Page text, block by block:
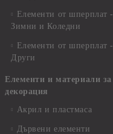
Елементи от шперплат -
Зимни и Коледни
Елементи от шперплат -
Други
Елементи и материали за
декорация
Акрил и пластмаса
Дървени елементи